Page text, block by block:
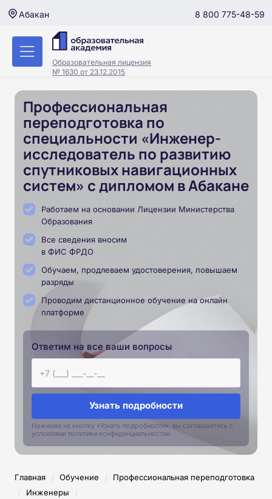
Абакан 8 800 775-48-59
Образовательная лицензия
№ 1630 от 23.12.2015
Профессиональная
переподготовка по
специальности «Инженер-
исследователь по развитию
спутниковых навигационных
систем» с дипломом в Абакане
Работаем на основании Лицензии Министерства
Образования
Все сведения вносим
в ФИС ФРДО
Обучаем, продлеваем удостоверения, повышаем
разряды
Проводим дистанционное обучение на онлайн
платформе
Ответим на все ваши вопросы
Узнать подробности
Нажимая на кнопку «Узнать подробности», вы соглашаетесь с
условиями политики конфиденциальностии
Главная / Обучение / Профессиональная переподготовка
/ Инженеры /